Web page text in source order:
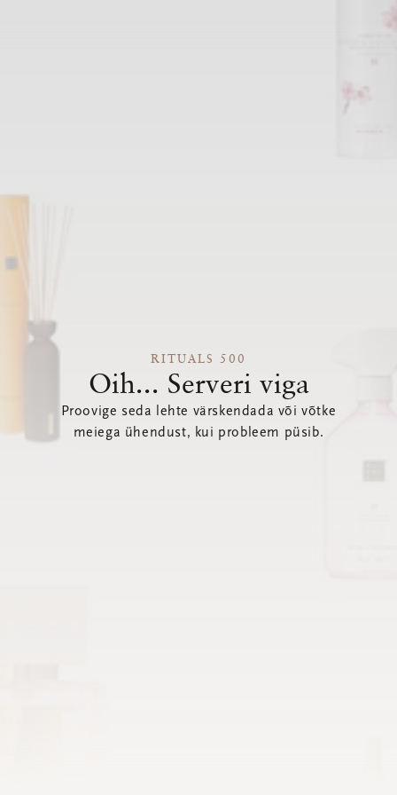
RITUALS 500
Oih... Serveri viga
Proovige seda lehte värskendada või võtke
meiega ühendust, kui probleem püsib.